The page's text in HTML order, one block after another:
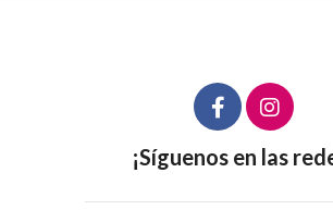
¡Síguenos en las